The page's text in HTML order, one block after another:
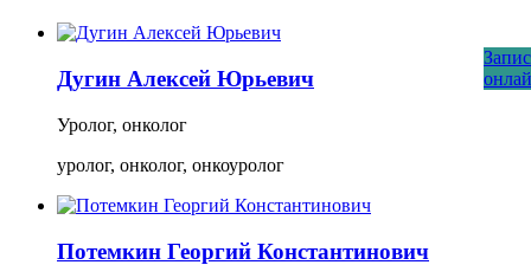
Дугин Алексей Юрьевич
Уролог, онколог
уролог, онколог, онкоуролог
Потемкин Георгий Константинович